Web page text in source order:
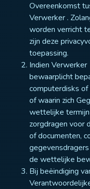
Overeenkomst
Verwerker .
worden verricht
zijn deze
toepassing.
Indien
bewaarplicht
computerdisks
of waarin zich
wettelijke
zorgdragen voor
of documenten,
de wettelijke
Bij beëindiging